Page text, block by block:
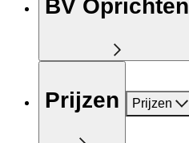
BV Oprichten
Prijzen Prijzen